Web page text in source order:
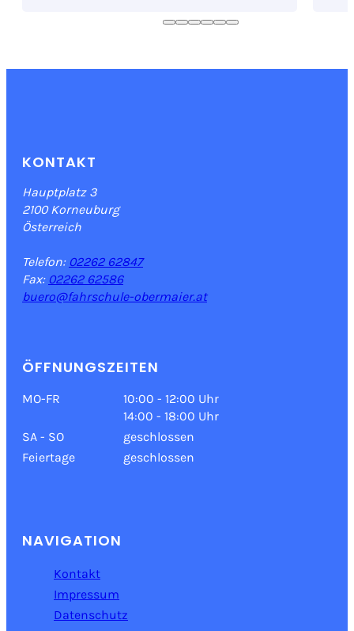
KONTAKT
Hauptplatz 3
2100 Korneuburg
Österreich
Telefon: 02262 62847
Fax: 02262 62586
buero@fahrschule-obermaier.at
ÖFFNUNGSZEITEN
MO-FR
10:00 - 12:00 Uhr
14:00 - 18:00 Uhr
SA - SO
geschlossen
Feiertage
geschlossen
NAVIGATION
Kontakt
Impressum
Datenschutz